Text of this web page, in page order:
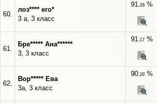
60.
лоз**** его*
3 а, 3 класс
91,26 %
61.
Бре***** Ана******
3, 3 класс
91,17 %
62.
Вор***** Ева
3а, 3 класс
90,28 %